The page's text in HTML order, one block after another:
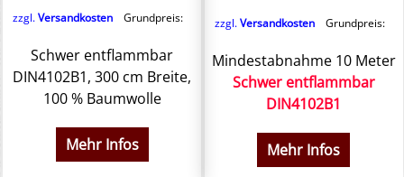
zzgl.Versandkosten Grundpreis:
Schwer entflammbar
DIN4102B1, 300 cm Breite,
100 % Baumwolle
Mehr Infos
zzgl.Versandkosten Grundpreis:
Mindestabnahme 10 Meter
Schwer entflammbar
DIN4102B1
Mehr Infos